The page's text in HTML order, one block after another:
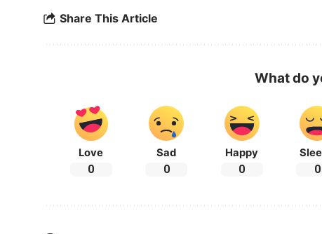
Share This Article
What do
Love
0
Sad
0
Happy
0 0